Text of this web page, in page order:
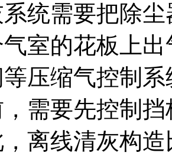
统需要把除
室的花板上
压缩气控制
需要先控制
离线清灰构